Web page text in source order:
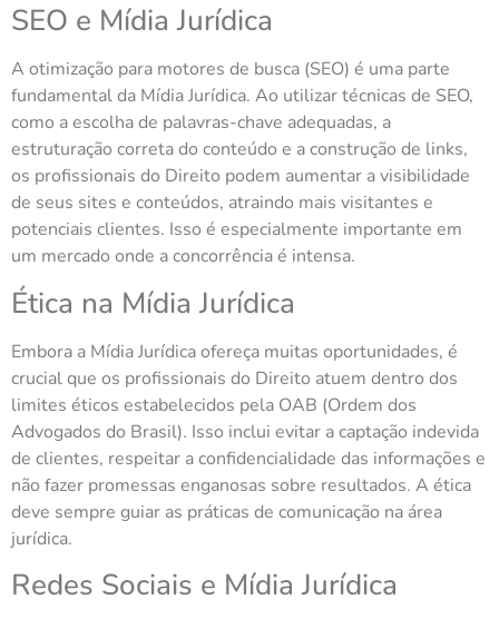
SEO e Mídia Jurídica
A otimização para motores de busca (SEO) é uma parte
fundamental da Mídia Jurídica. Ao utilizar técnicas de SEO,
como a escolha de palavras-chave adequadas, a
estruturação correta do conteúdo e a construção de links,
os profissionais do Direito podem aumentar a visibilidade
de seus sites e conteúdos, atraindo mais visitantes e
potenciais clientes. Isso é especialmente importante em
um mercado onde a concorrência é intensa.
Ética na Mídia Jurídica
Embora a Mídia Jurídica ofereça muitas oportunidades, é
crucial que os profissionais do Direito atuem dentro dos
limites éticos estabelecidos pela OAB (Ordem dos
Advogados do Brasil). Isso inclui evitar a captação indevida
de clientes, respeitar a confidencialidade das informações e
não fazer promessas enganosas sobre resultados. A ética
deve sempre guiar as práticas de comunicação na área
jurídica.
Redes Sociais e Mídia Jurídica